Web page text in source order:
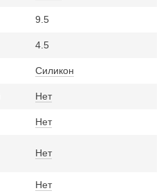
9.5
4.5
Силикон
Нет
Нет
Нет
Нет